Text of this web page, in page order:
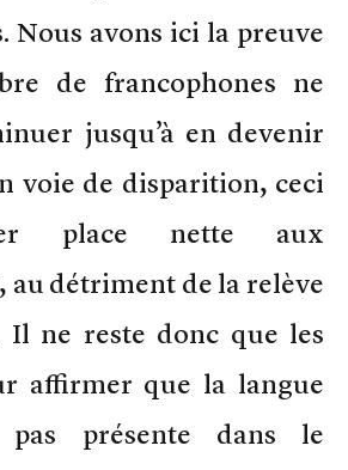
Nous avons ici la preuve
de francophones ne
jusqu’à en devenir
voie de disparition, ceci
place nette aux
au détriment de la relève
Il ne reste donc que les
affirmer que la langue
pas présente dans le